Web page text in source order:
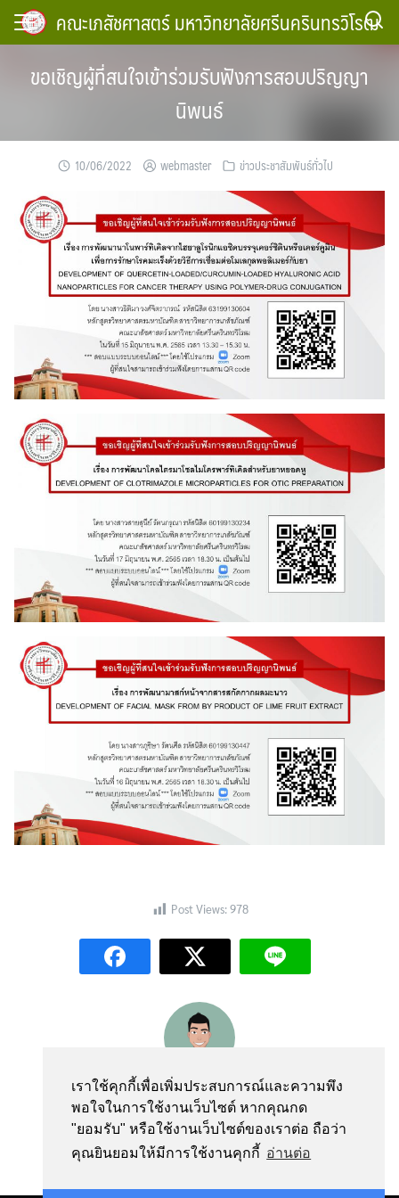
เราใช้คุกกี้เพื่อเพิ่มประสบการณ์และความพึง
พอใจในการใช้งานเว็บไซต์ หากคุณกด
"ยอมรับ" หรือใช้งานเว็บไซต์ของเราต่อ ถือว่า
คุณยินยอมให้มีการใช้งานคุกกี้ อ่านต่อ
Skip
คณะเภสัชศาสตร์ มหาวิทยาลัยศรีนครินทรวิโรฒ
Search
ขอเชิญผู้ที่สนใจเข้าร่วมรับฟังการสอบปริญญา
นิพนธ์
10/06/2022 webmaster ข่าวประชาสัมพันธ์ทั่วไป
Post Views:978
webmaster
Contact us